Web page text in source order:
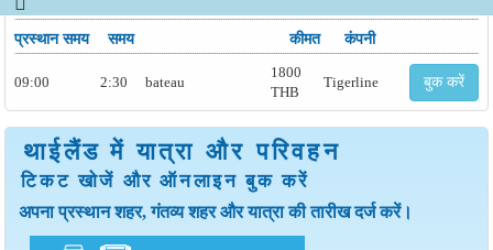
प्रस्थान समय समय कीमत कंपनी
09:00 2:30 bateau
1800
THB
Tigerline बुक करें
थाईलैंड में यात्रा और परिवहन
टिकट खोजें और ऑनलाइन बुक करें
अपना प्रस्थान शहर, गंतव्य शहर और यात्रा की तारीख दर्ज करें।